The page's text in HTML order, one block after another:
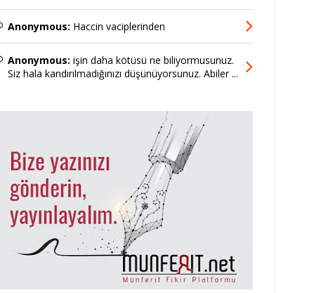
Anonymous: Haccin vaciplerinden
Anonymous: işin daha kötüsü ne biliyormusunuz.
Siz hala kandırılmadığınızı düşünüyorsunuz. Abiler ...